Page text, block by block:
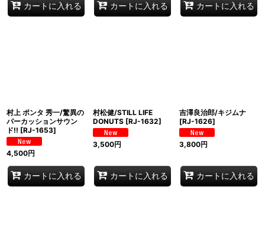
カートに入れる カートに入れる カートに入れる
村上 ポンタ 秀一/驚異の
パーカッションサウン
ド!! [RJ-1653]
4,500円
カートに入れる
村松健/STILL LIFE
DONUTS [RJ-1632]
3,500円
カートに入れる
吉澤良治郎/キジムナ
[RJ-1626]
3,800円
カートに入れる